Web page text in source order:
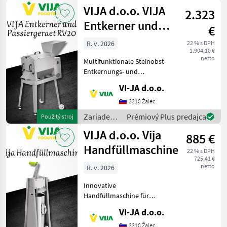
Unt
priemyslu
/ VIJA
d.o.o.
Použitý stroj
VIJA d.o.o. VIJA
Entkerner und
Passiergeraet
RV20
2.323
€
22 % s DPH
1.904,10 €
netto
R. v. 2026
Multifunktionale Steinobst-
Entkernungs- und
vielseitige Maschine ist ideal
Lebensmittelverarbeitung
von Steinobst wie
Pflaumen, Kirsc
VI-JA d.o.o.
3310 Žalec
Zariadenia
potravinárskeho
priemyslu
/ VIJA
d.o.o.
Prémiový Plus predajca
VIJA d.o.o. Vija
Handfüllmaschine
885 €
22 % s DPH
725,41 €
netto
R. v. 2026
Innovative
Handfüllmaschine für
Ideal für Metzgereien,
VI-JA d.o.o.
3310 Žalec